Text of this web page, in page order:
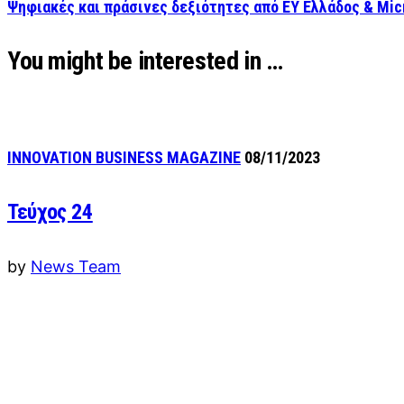
Ψηφιακές και πράσινες δεξιότητες από EY Ελλάδος &
You might be interested in …
INNOVATION BUSINESS MAGAZINE 08/11/2023
Τεύχος 24
by News Team